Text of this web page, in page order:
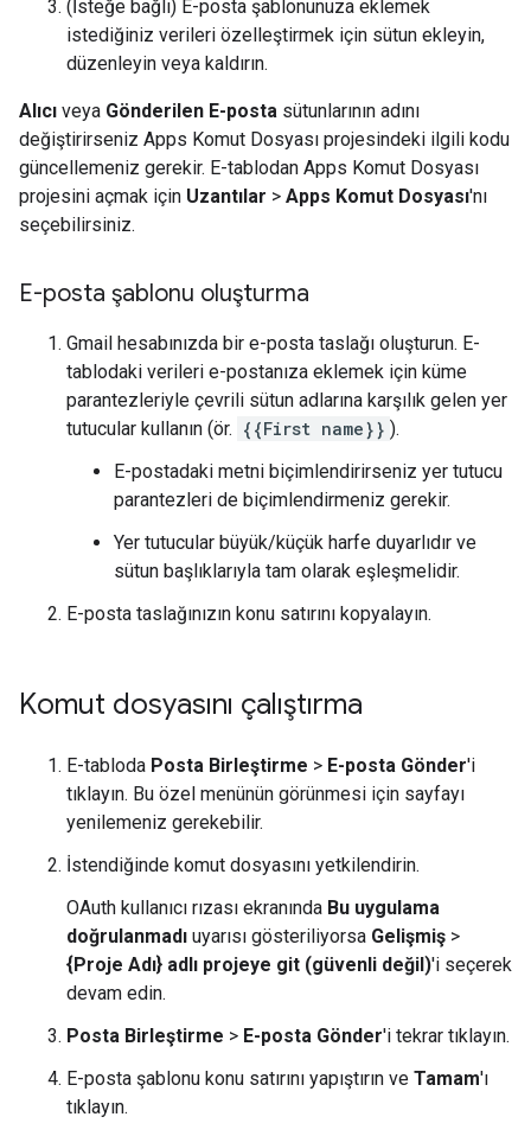
(İsteğe bağlı) E-posta şablonunuza eklemek
istediğiniz verileri özelleştirmek için sütun ekleyin,
düzenleyin veya kaldırın.
Alıcı veya Gönderilen E-posta sütunlarının adını
değiştirirseniz Apps Komut Dosyası projesindeki ilgili kodu
güncellemeniz gerekir. E-tablodan Apps Komut Dosyası
projesini açmak için Uzantılar > Apps Komut Dosyası'nı
seçebilirsiniz.
E-posta şablonu oluşturma
Gmail hesabınızda bir e-posta taslağı oluşturun. E-
tablodaki verileri e-postanıza eklemek için küme
parantezleriyle çevrili sütun adlarına karşılık gelen yer
tutucular kullanın (ör. {{First name}} ).
E-postadaki metni biçimlendirirseniz yer tutucu
parantezleri de biçimlendirmeniz gerekir.
Yer tutucular büyük/küçük harfe duyarlıdır ve
sütun başlıklarıyla tam olarak eşleşmelidir.
E-posta taslağınızın konu satırını kopyalayın.
Komut dosyasını çalıştırma
E-tabloda Posta Birleştirme > E-posta Gönder'i
tıklayın. Bu özel menünün görünmesi için sayfayı
yenilemeniz gerekebilir.
İstendiğinde komut dosyasını yetkilendirin.
OAuth kullanıcı rızası ekranında Bu uygulama
doğrulanmadı uyarısı gösteriliyorsa Gelişmiş >
{Proje Adı} adlı projeye git (güvenli değil)'i seçerek
devam edin.
Posta Birleştirme > E-posta Gönder'i tekrar tıklayın.
E-posta şablonu konu satırını yapıştırın ve Tamam'ı
tıklayın.